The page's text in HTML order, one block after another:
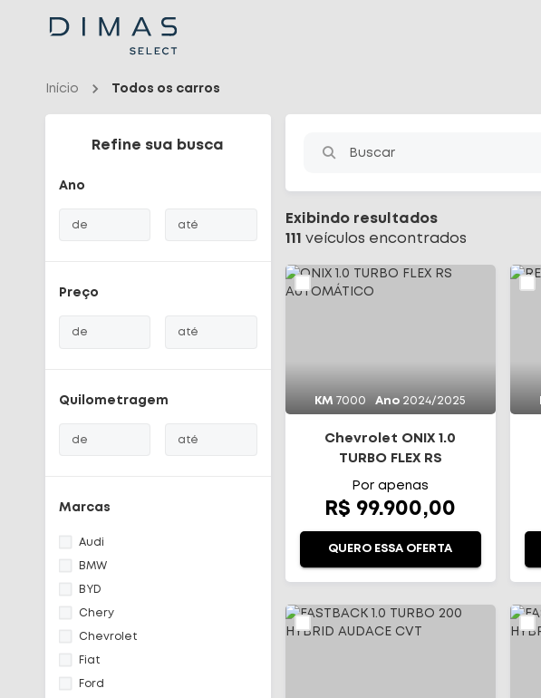
Diferenciais
Telefone
(48) 3113-2010
Início Todos os carros
Refine sua busca
Ano
de até
Preço
de até
Quilometragem
de até
Marcas
Audi
BMW
BYD
Chery
Chevrolet
Fiat
Ford
Buscar
Exibindo resultados
111 veículos encontrados
KM 7000 Ano 2024/2025
Chevrolet ONIX 1.0
TURBO FLEX RS
AUTOMÁTICO
Por apenas
R$ 99.900,00
QUERO ESSA OFERTA